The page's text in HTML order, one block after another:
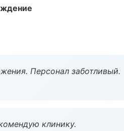
Персонал заботливый.
клинику.